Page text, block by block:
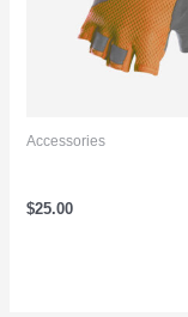
Accessories
$25.00